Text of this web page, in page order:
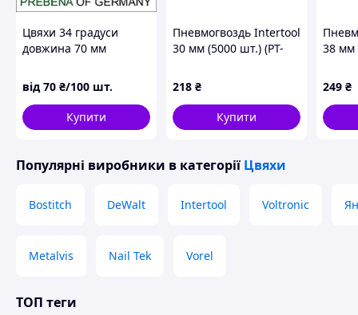
Цвяхи 34 градуси
довжина 70 мм
від 70 ₴/100 шт.
Купити
Пневмогвоздь Intertool
30 мм (5000 шт.) (PT-
218 ₴
Купити
38 мм
249 ₴
Популярні виробники в категорії Цвяхи
Bostitch DeWalt Intertool Voltronic
Metalvis Nail Tek Vorel
ТОП теги